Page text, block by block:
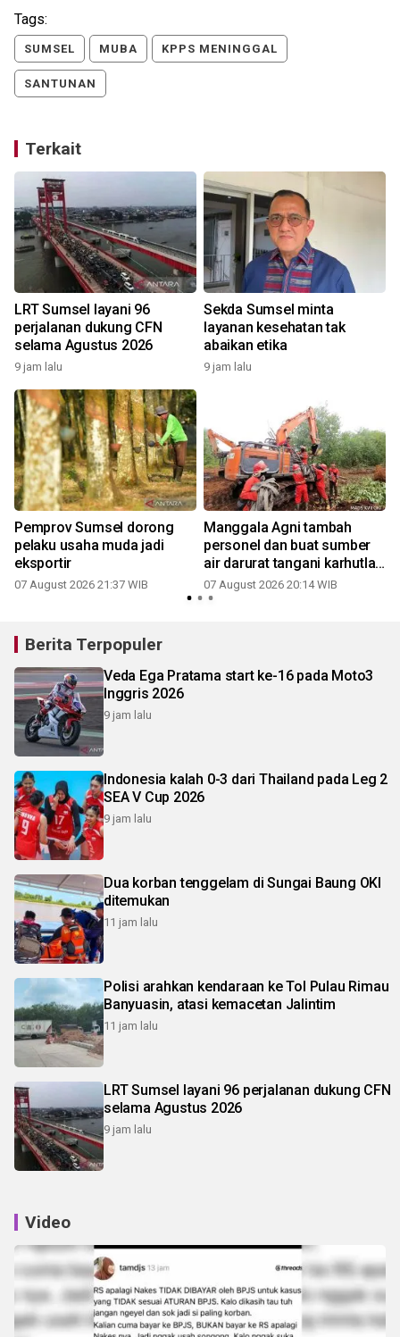
Tags:
SUMSEL MUBA KPPS MENINGGAL
SANTUNAN
Terkait
LRT Sumsel layani 96
perjalanan dukung CFN
selama Agustus 2026
9 jam lalu
Sekda Sumsel minta
layanan kesehatan tak
abaikan etika
9 jam lalu
Pemprov Sumsel dorong
pelaku usaha muda jadi
eksportir
07 August 2026 21:37 WIB
Manggala Agni tambah
personel dan buat sumber
air darurat tangani karhutla
di OKI
07 August 2026 20:14 WIB
Berita Terpopuler
Veda Ega Pratama start ke-16 pada Moto3
Inggris 2026
9 jam lalu
Indonesia kalah 0-3 dari Thailand pada Leg 2
SEA V Cup 2026
9 jam lalu
Dua korban tenggelam di Sungai Baung OKI
ditemukan
11 jam lalu
Polisi arahkan kendaraan ke Tol Pulau Rimau
Banyuasin, atasi kemacetan Jalintim
11 jam lalu
LRT Sumsel layani 96 perjalanan dukung CFN
selama Agustus 2026
9 jam lalu
Video